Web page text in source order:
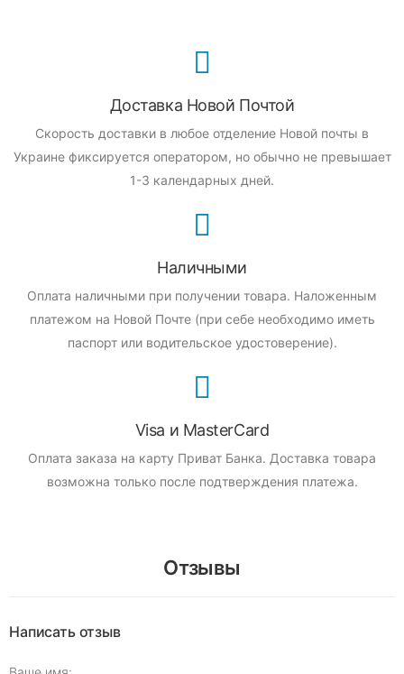
Доставка Новой Почтой
Скорость доставки в любое отделение Новой почты в
Украине фиксируется оператором, но обычно не превышает
1-3 календарных дней.
Наличными
Оплата наличными при получении товара. Наложенным
платежом на Новой Почте (при себе необходимо иметь
паспорт или водительское удостоверение).
Visa и MasterCard
Оплата заказа на карту Приват Банка. Доставка товара
возможна только после подтверждения платежа.
Отзывы
Написать отзыв